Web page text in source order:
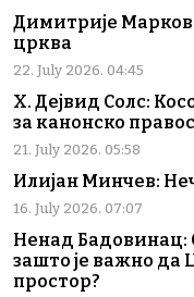
Димитрије
црква
22. July 2026. 04:45
Х. Дејвид Солс:
за канонско
21. July 2026. 05:58
Илијан Минчев:
16. July 2026. 07:07
Ненад Бадовинац:
зашто је важно да
простор?